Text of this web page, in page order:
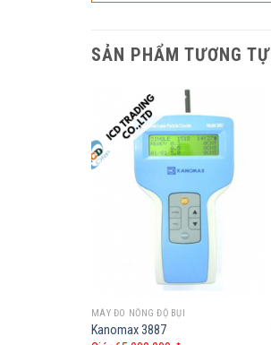
SẢN PHẨM TƯƠNG TỰ
MÁY ĐO NỒNG ĐỘ BỤI
Kanomax 3887